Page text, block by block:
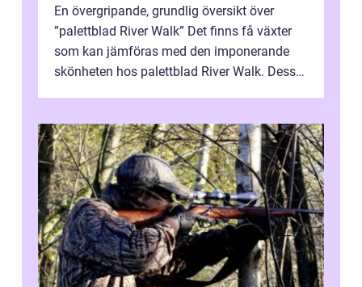
En övergripande, grundlig översikt över
”palettblad River Walk” Det finns få växter
som kan jämföras med den imponerande
skönheten hos palettblad River Walk. Dess